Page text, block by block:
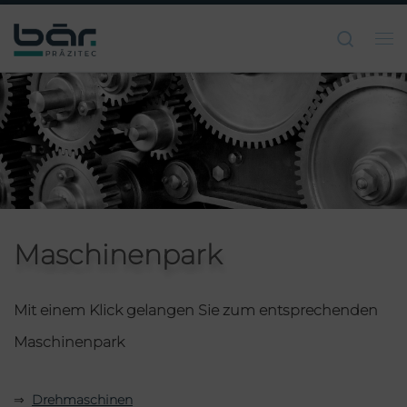
Zum Inhalt springen
Maschinenpark
Mit einem Klick gelangen Sie zum entsprechenden
Maschinenpark
⇒ Drehmaschinen